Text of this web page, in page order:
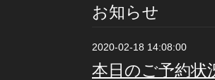
お知らせ
2020-02-18 14:08:00
本日のご予約状